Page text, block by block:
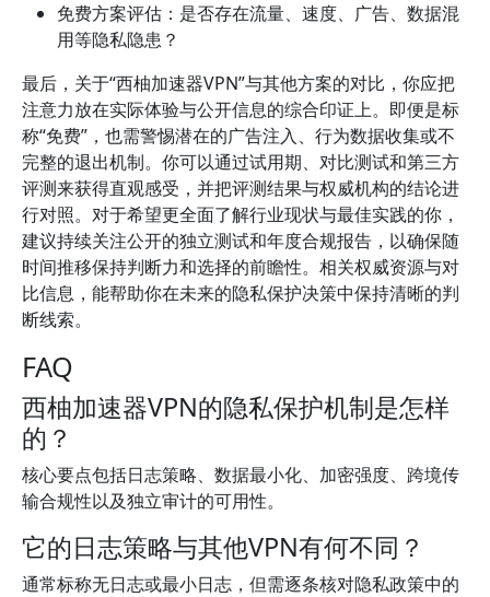
免费方案评估：是否存在流量、速度、广告、数据混
用等隐私隐患？
最后，关于“西柚加速器VPN”与其他方案的对比，你应把
注意力放在实际体验与公开信息的综合印证上。即便是标
称“免费”，也需警惕潜在的广告注入、行为数据收集或不
完整的退出机制。你可以通过试用期、对比测试和第三方
评测来获得直观感受，并把评测结果与权威机构的结论进
行对照。对于希望更全面了解行业现状与最佳实践的你，
建议持续关注公开的独立测试和年度合规报告，以确保随
时间推移保持判断力和选择的前瞻性。相关权威资源与对
比信息，能帮助你在未来的隐私保护决策中保持清晰的判
断线索。
FAQ
西柚加速器VPN的隐私保护机制是怎样
的？
核心要点包括日志策略、数据最小化、加密强度、跨境传
输合规性以及独立审计的可用性。
它的日志策略与其他VPN有何不同？
通常标称无日志或最小日志，但需逐条核对隐私政策中的